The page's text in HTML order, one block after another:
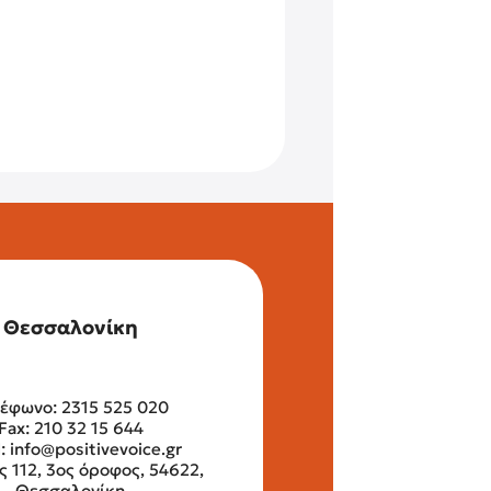
Θεσσαλονίκη
2315 525 020
Fax: 210 32 15 644
info@positivevoice.gr
112, 3ος όροφος, 54622,